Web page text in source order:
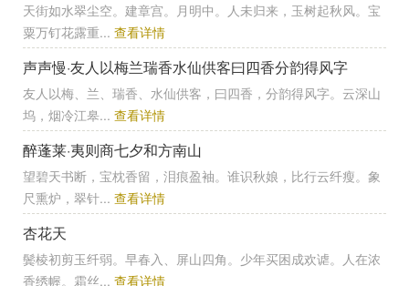
天街如水翠尘空。建章宫。月明中。人未归来，玉树起秋风。宝
粟万钉花露重... 查看详情
声声慢·友人以梅兰瑞香水仙供客曰四香分韵得风字
友人以梅、兰、瑞香、水仙供客，曰四香，分韵得风字。云深山
坞，烟冷江皋... 查看详情
醉蓬莱·夷则商七夕和方南山
望碧天书断，宝枕香留，泪痕盈袖。谁识秋娘，比行云纤瘦。象
尺熏炉，翠针... 查看详情
杏花天
鬓棱初剪玉纤弱。早春入、屏山四角。少年买困成欢谑。人在浓
香绣幄。霜丝... 查看详情